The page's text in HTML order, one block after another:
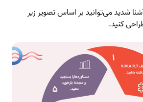
شدید می‌توانید بر اساس تصویر زیر
کنید.